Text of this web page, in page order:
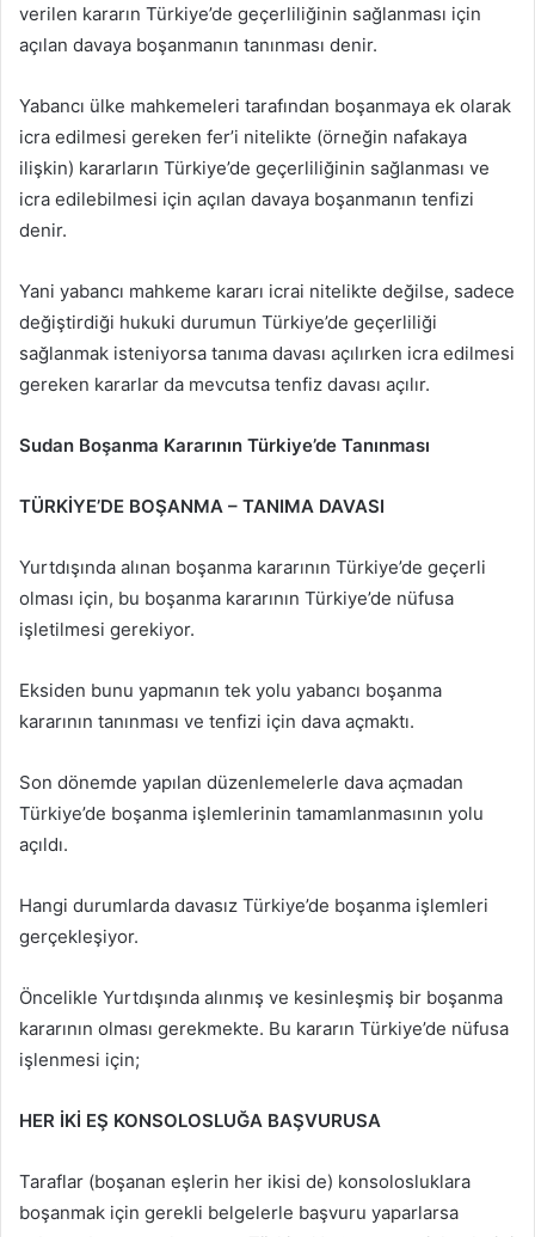
verilen kararın Türkiye’de geçerliliğinin sağlanması için
açılan davaya boşanmanın tanınması denir.
Yabancı ülke mahkemeleri tarafından boşanmaya ek olarak
icra edilmesi gereken fer’i nitelikte (örneğin nafakaya
ilişkin) kararların Türkiye’de geçerliliğinin sağlanması ve
icra edilebilmesi için açılan davaya boşanmanın tenfizi
denir.
Yani yabancı mahkeme kararı icrai nitelikte değilse, sadece
değiştirdiği hukuki durumun Türkiye’de geçerliliği
sağlanmak isteniyorsa tanıma davası açılırken icra edilmesi
gereken kararlar da mevcutsa tenfiz davası açılır.
Sudan Boşanma Kararının Türkiye’de Tanınması
TÜRKİYE’DE BOŞANMA – TANIMA DAVASI
Yurtdışında alınan boşanma kararının Türkiye’de geçerli
olması için, bu boşanma kararının Türkiye’de nüfusa
işletilmesi gerekiyor.
Eksiden bunu yapmanın tek yolu yabancı boşanma
kararının tanınması ve tenfizi için dava açmaktı.
Son dönemde yapılan düzenlemelerle dava açmadan
Türkiye’de boşanma işlemlerinin tamamlanmasının yolu
açıldı.
Hangi durumlarda davasız Türkiye’de boşanma işlemleri
gerçekleşiyor.
Öncelikle Yurtdışında alınmış ve kesinleşmiş bir boşanma
kararının olması gerekmekte. Bu kararın Türkiye’de nüfusa
işlenmesi için;
HER İKİ EŞ KONSOLOSLUĞA BAŞVURUSA
Taraflar (boşanan eşlerin her ikisi de) konsolosluklara
boşanmak için gerekli belgelerle başvuru yaparlarsa